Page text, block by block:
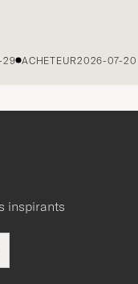
ACHETEUR2026-07-20
inspirants